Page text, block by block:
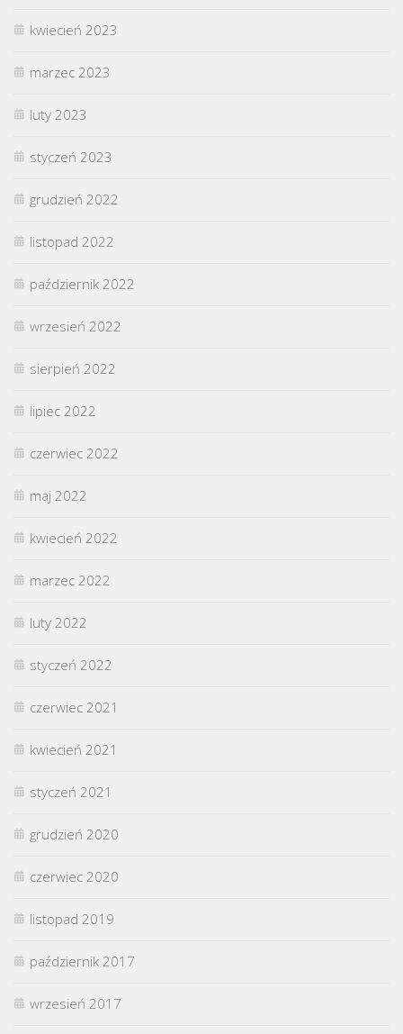
kwiecień 2023
marzec 2023
luty 2023
styczeń 2023
grudzień 2022
listopad 2022
październik 2022
wrzesień 2022
sierpień 2022
lipiec 2022
czerwiec 2022
maj 2022
kwiecień 2022
marzec 2022
luty 2022
styczeń 2022
czerwiec 2021
kwiecień 2021
styczeń 2021
grudzień 2020
czerwiec 2020
listopad 2019
październik 2017
wrzesień 2017